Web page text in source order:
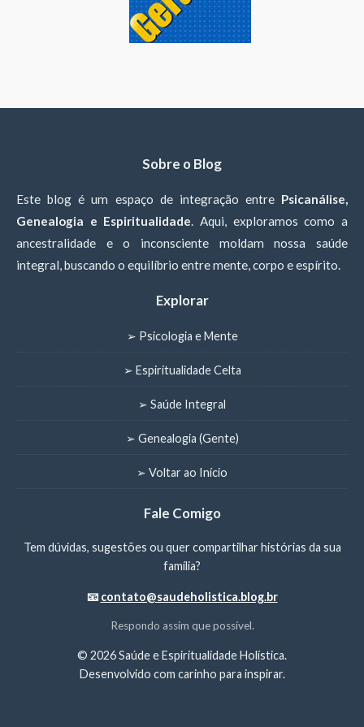
Sobre o Blog
Este blog é um espaço de integração entre Psicanálise,
Genealogia e Espiritualidade. Aqui, exploramos como a
ancestralidade e o inconsciente moldam nossa saúde
integral, buscando o equilíbrio entre mente, corpo e espírito.
Explorar
➢ Psicologia e Mente
➢ Espiritualidade Celta
➢ Saúde Integral
➢ Genealogia (Gente)
➢ Voltar ao Início
Fale Comigo
Tem dúvidas, sugestões ou quer compartilhar histórias da sua
família?
📧 contato@saudeholistica.blog.br
Respondo assim que possível.
© 2026 Saúde e Espiritualidade Holística.
Desenvolvido com carinho para inspirar.